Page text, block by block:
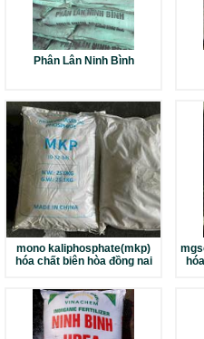
Phân Lân Ninh Bình
mono kaliphosphate(mkp)
hóa chất biên hòa đồng nai